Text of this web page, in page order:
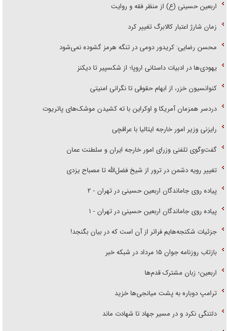
اربعین حسینی (ع) از منظر فقه و روایت
زمان شارژ اعتبار کالابرگ تغییر کرد
محسن رضایی: کریدور دومی در تنگه هرمز گشوده نمی‌شود
یهودی‌ها در ادبیات داستانی اروپا؛ از شکسپیر تا دیکنز
کنوانسیون خزر، از ابهام حقوقی تا نگرانی امنیتی
دردسر همزمان آمریکا و اوکراین با ته کشیدن موشک‌های پاتریوت
رایزنی وزیر امور خارجه ایتالیا با عراقچی
گفت‌وگوی تلفنی وزرای امور خارجه ایران و سلطنت عمان
تغییر رویه دشمن در ترور از شیخ فضل‌الله تا مصباح یزدی
پیاده روی جاماندگان اربعین حسینی در تهران - ۲
پیاده روی جاماندگان اربعین حسینی در تهران - ۱
جزئیات شکنجه‌هایم فراتر از آن است که در بیان بگنجد!
بازتاب روزنامه جوان ۱۵ مرداد در شبکه خبر
اربعین؛ زبان مشترک قدم‌ها
ترامپ دوباره به پشت میانجی‌ها خزید
دلتنگی نکرد و در مسیر جهاد تا شهادت ماند